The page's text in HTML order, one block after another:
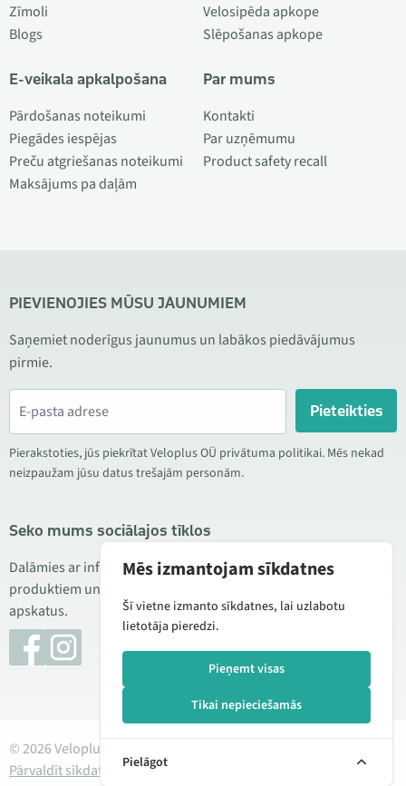
Zīmoli
Blogs
E-veikala apkalpošana
Pārdošanas noteikumi
Piegādes iespējas
Preču atgriešanas noteikumi
Maksājums pa daļām
Velosipēda apkope
Slēpošanas apkope
Par mums
Kontakti
Par uzņēmumu
Product safety recall
PIEVIENOJIES MŪSU JAUNUMIEM
Saņemiet noderīgus jaunumus un labākos piedāvājumus
pirmie.
Pieteikties
Pierakstoties, jūs piekrītat Veloplus OÜ privātuma politikai. Mēs nekad
neizpaužam jūsu datus trešajām personām.
Seko mums sociālajos tīklos
Dalāmies ar informāciju par izdevīgām akcijām, jauniem
produktiem un servisu. Reizēm publicējam arī produktu
apskatus.
© 2026 Veloplus OÜ. Visas tiesības aizsargātas
Pārvaldīt sīkdatnes
Mēs izmantojam sīkdatnes
Šī vietne izmanto sīkdatnes, lai uzlabotu
lietotāja pieredzi.
Pieņemt visas
Tikai nepieciešamās
Pielāgot